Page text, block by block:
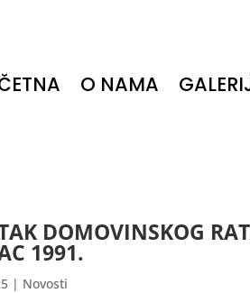
O NAMA
DOMOVINSKOG
1991.
| Novosti